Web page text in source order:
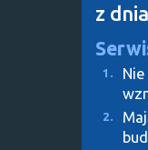
z
1.
2.